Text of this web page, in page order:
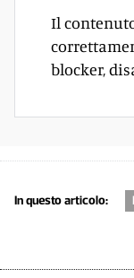
Il
blocker,
In questo articolo: